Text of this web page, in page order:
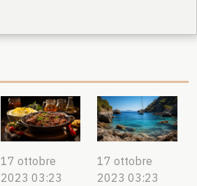
17 ottobre
2023 03:23
17 ottobre
2023 03:23